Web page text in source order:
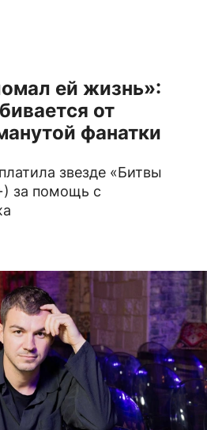
ей жизнь»:
от
фанатки
звезде «Битвы
за помощь с